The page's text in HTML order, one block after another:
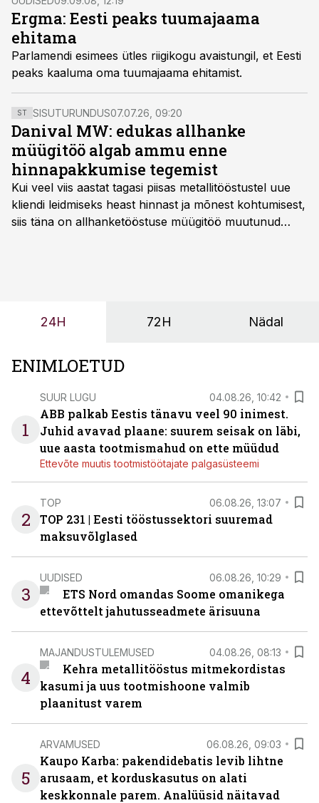
Ergma: Eesti peaks tuumajaama
ehitama
Parlamendi esimees ütles riigikogu avaistungil, et Eesti
peaks kaaluma oma tuumajaama ehitamist.
ST SISUTURUNDUS07.07.26, 09:20
Danival MW: edukas allhanke
müügitöö algab ammu enne
hinnapakkumise tegemist
Kui veel viis aastat tagasi piisas metallitööstustel uue
kliendi leidmiseks heast hinnast ja mõnest kohtumisest,
siis täna on allhanketööstuse müügitöö muutunud
24H 72H Nädal
ENIMLOETUD
1
SUUR LUGU 04.08.26, 10:42
ABB palkab Eestis tänavu veel 90 inimest.
Juhid avavad plaane: suurem seisak on läbi,
uue aasta tootmismahud on ette müüdud
Ettevõte muutis tootmistöötajate palgasüsteemi
2
TOP 06.08.26, 13:07
TOP 231 | Eesti tööstussektori suuremad
maksuvõlglased
3
UUDISED 06.08.26, 10:29
ETS Nord omandas Soome omanikega
ettevõttelt jahutusseadmete ärisuuna
4
MAJANDUSTULEMUSED 04.08.26, 08:13
Kehra metallitööstus mitmekordistas
kasumi ja uus tootmishoone valmib
plaanitust varem
5
ARVAMUSED 06.08.26, 09:03
Kaupo Karba: pakendidebatis levib lihtne
arusaam, et korduskasutus on alati
keskkonnale parem. Analüüsid näitavad